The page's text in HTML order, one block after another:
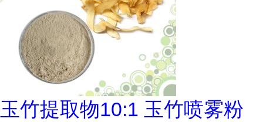
玉竹提取物10:1 玉竹喷雾粉